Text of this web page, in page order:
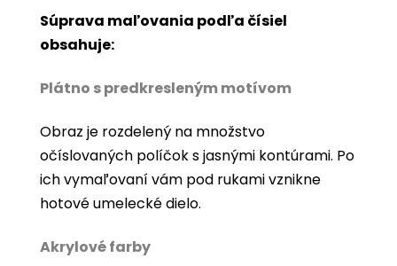
Súprava maľovania podľa čísiel
obsahuje:
Plátno s predkresleným motívom
Obraz je rozdelený na množstvo
očíslovaných políčok s jasnými kontúrami. Po
ich vymaľovaní vám pod rukami vznikne
hotové umelecké dielo.
Akrylové farby